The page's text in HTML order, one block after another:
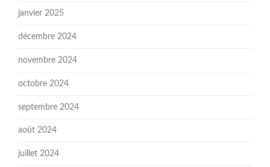
janvier 2025
décembre 2024
novembre 2024
octobre 2024
septembre 2024
août 2024
juillet 2024